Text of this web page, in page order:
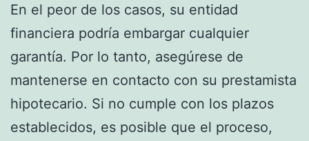
En el peor de los casos, su entidad
financiera podría embargar cualquier
garantía. Por lo tanto, asegúrese de
mantenerse en contacto con su prestamista
hipotecario. Si no cumple con los plazos
establecidos, es posible que el proceso,